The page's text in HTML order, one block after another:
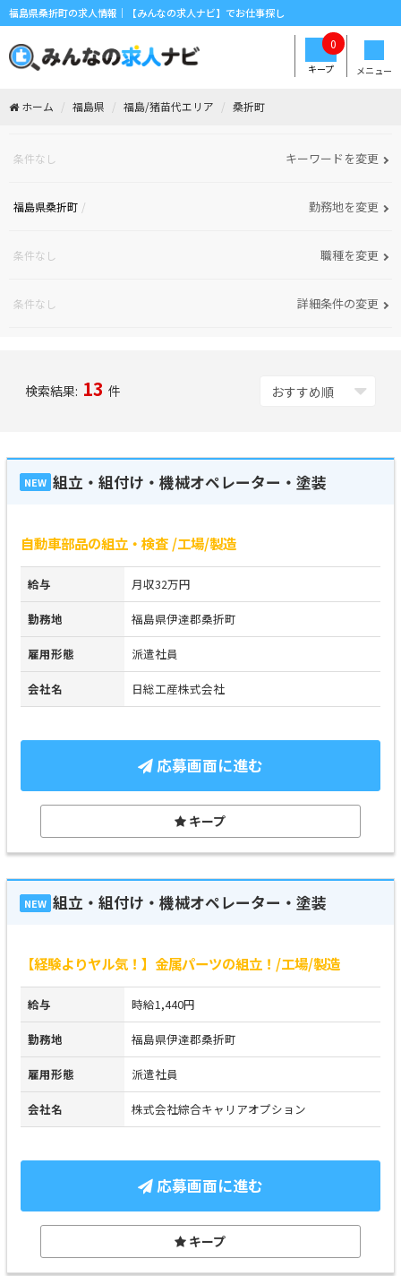
福島県桑折町の求人情報｜【みんなの求人ナビ】でお仕事探し
メニュー
キープ
0
ホーム 福島県 福島/猪苗代エリア 桑折町
条件なし キーワードを変更
福島県桑折町 勤務地を変更
条件なし 職種を変更
条件なし 詳細条件の変更
検索結果: 13 件
NEW 組立・組付け・機械オペレーター・塗装
自動車部品の組立・検査 /工場/製造
給与 月収32万円
勤務地 福島県伊達郡桑折町
雇用形態 派遣社員
会社名 日総工産株式会社
応募画面に進む
キープ
NEW 組立・組付け・機械オペレーター・塗装
【経験よりヤル気！】金属パーツの組立！/工場/製造
給与 時給1,440円
勤務地 福島県伊達郡桑折町
雇用形態 派遣社員
会社名 株式会社綜合キャリアオプション
応募画面に進む
キープ